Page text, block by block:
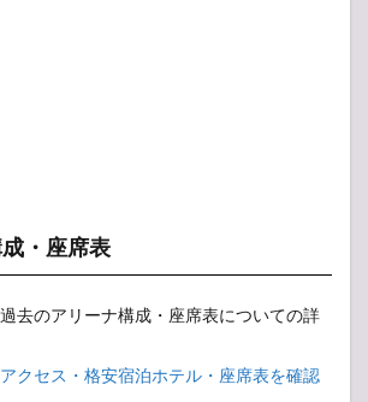
・座席表
去のアリーナ構成・座席表についての詳
クセス・格安宿泊ホテル・座席表を確認